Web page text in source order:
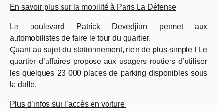
En savoir plus sur la mobilité à Paris La Défense
Le boulevard Patrick Devedjian permet aux
automobilistes de faire le tour du quartier.
Quant au sujet du stationnement, rien de plus simple ! Le
quartier d’affaires propose aux usagers routiers d’utiliser
les quelques 23 000 places de parking disponibles sous
la dalle.
Plus d’infos sur l’accès en voiture